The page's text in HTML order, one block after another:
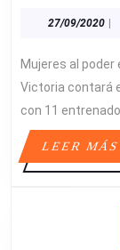
27/09/2020 |
Mujeres al poder
Victoria contará
con 11
LEER MÁS